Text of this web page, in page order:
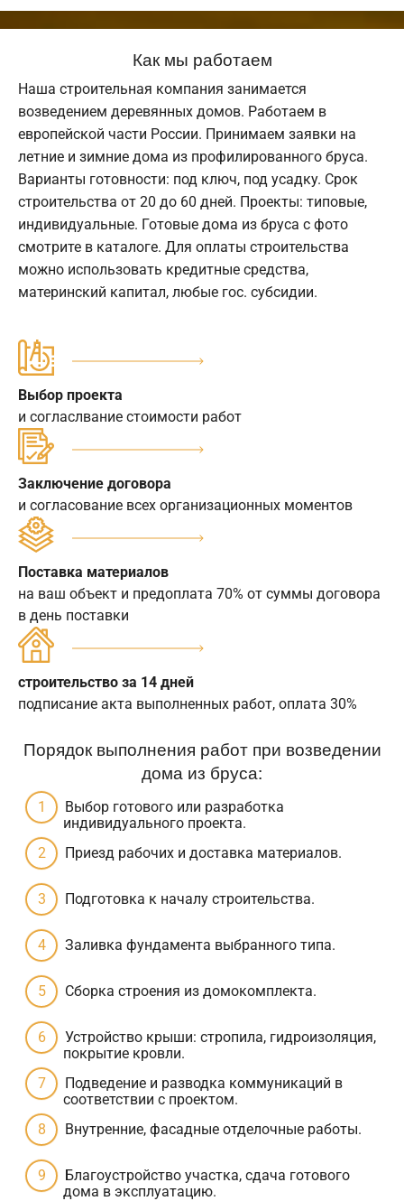
Как мы работаем
Наша строительная компания занимается
возведением деревянных домов. Работаем в
европейской части России. Принимаем заявки на
летние и зимние дома из профилированного бруса.
Варианты готовности: под ключ, под усадку. Срок
строительства от 20 до 60 дней. Проекты: типовые,
индивидуальные. Готовые дома из бруса с фото
смотрите в каталоге. Для оплаты строительства
можно использовать кредитные средства,
материнский капитал, любые гос. субсидии.
Выбор проекта
и согласлвание стоимости работ
Заключение договора
и согласование всех организационных моментов
Поставка материалов
на ваш объект и предоплата 70% от суммы договора
в день поставки
строительство за 14 дней
подписание акта выполненных работ, оплата 30%
Порядок выполнения работ при возведении
дома из бруса:
Выбор готового или разработка
индивидуального проекта.
Приезд рабочих и доставка материалов.
Подготовка к началу строительства.
Заливка фундамента выбранного типа.
Сборка строения из домокомплекта.
Устройство крыши: стропила, гидроизоляция,
покрытие кровли.
Подведение и разводка коммуникаций в
соответствии с проектом.
Внутренние, фасадные отделочные работы.
Благоустройство участка, сдача готового
дома в эксплуатацию.